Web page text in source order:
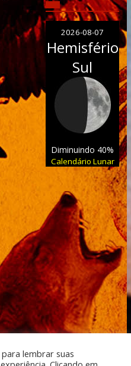
2026-08-07
Hemisfério
Sul
Diminuindo 40%
Calendário Lunar
lembrar suas